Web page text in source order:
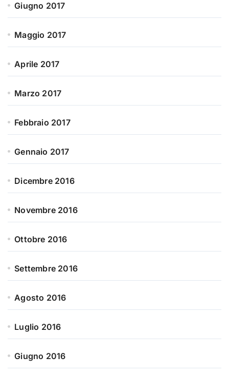
Giugno 2017
Maggio 2017
Aprile 2017
Marzo 2017
Febbraio 2017
Gennaio 2017
Dicembre 2016
Novembre 2016
Ottobre 2016
Settembre 2016
Agosto 2016
Luglio 2016
Giugno 2016